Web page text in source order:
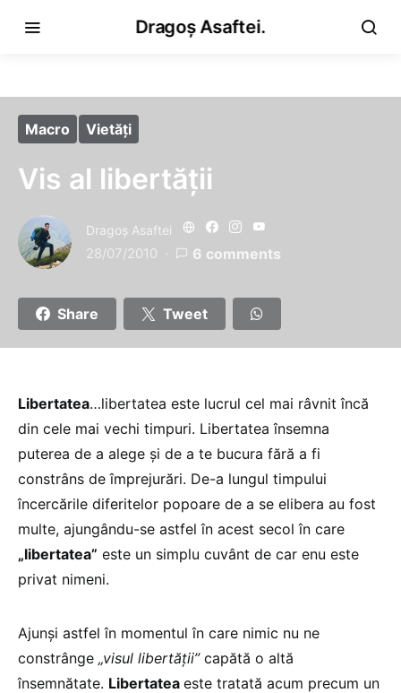
Dragoș Asaftei.
Macro Vietăţi
Vis al libertăţii
Dragoş Asaftei
28/07/2010 6 comments
Share Tweet
Libertatea…libertatea este lucrul cel mai râvnit încă
din cele mai vechi timpuri. Libertatea însemna
puterea de a alege şi de a te bucura fără a fi
constrâns de împrejurări. De-a lungul timpului
încercările diferitelor popoare de a se elibera au fost
multe, ajungându-se astfel în acest secol în care
„libertatea” este un simplu cuvânt de car enu este
privat nimeni.
Ajunşi astfel în momentul în care nimic nu ne
constrânge „visul libertăţii”capătă o altă
însemnătate. Libertatea este tratată acum precum un